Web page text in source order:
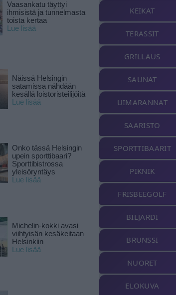
Vaasankatu täyttyi
ihmisistä ja tunnelmasta
toista kertaa
Lue lisää
Näissä Helsingin
satamissa nähdään
kesällä loistoristeilijöitä
Lue lisää
Onko tässä Helsingin
upein sporttibaari?
Sporttibistrossa
yleisöryntäys
Lue lisää
Michelin-kokki avasi
viihtyisän kesäkeitaan
Helsinkiin
Lue lisää
KEIKAT
TERASSIT
GRILLAUS
SAUNAT
UIMARANNAT
SAARISTO
SPORTTIBAARIT
PIKNIK
FRISBEEGOLF
BILJARDI
BRUNSSI
NUORET
ELOKUVA